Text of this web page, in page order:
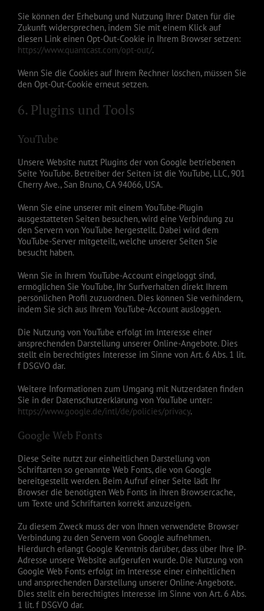
Sie können der Erhebung und Nutzung Ihrer Daten für die
Zukunft widersprechen, indem Sie mit einem Klick auf
diesen Link einen Opt-Out-Cookie in Ihrem Browser setzen:
https://www.quantcast.com/opt-out/.
Wenn Sie die Cookies auf Ihrem Rechner löschen, müssen Sie
den Opt-Out-Cookie erneut setzen.
6. Plugins und Tools
YouTube
Unsere Website nutzt Plugins der von Google betriebenen
Seite YouTube. Betreiber der Seiten ist die YouTube, LLC, 901
Cherry Ave., San Bruno, CA 94066, USA.
Wenn Sie eine unserer mit einem YouTube-Plugin
ausgestatteten Seiten besuchen, wird eine Verbindung zu
den Servern von YouTube hergestellt. Dabei wird dem
YouTube-Server mitgeteilt, welche unserer Seiten Sie
besucht haben.
Wenn Sie in Ihrem YouTube-Account eingeloggt sind,
ermöglichen Sie YouTube, Ihr Surfverhalten direkt Ihrem
persönlichen Profil zuzuordnen. Dies können Sie verhindern,
indem Sie sich aus Ihrem YouTube-Account ausloggen.
Die Nutzung von YouTube erfolgt im Interesse einer
ansprechenden Darstellung unserer Online-Angebote. Dies
stellt ein berechtigtes Interesse im Sinne von Art. 6 Abs. 1 lit.
f DSGVO dar.
Weitere Informationen zum Umgang mit Nutzerdaten finden
Sie in der Datenschutzerklärung von YouTube unter:
https://www.google.de/intl/de/policies/privacy.
Google Web Fonts
Diese Seite nutzt zur einheitlichen Darstellung von
Schriftarten so genannte Web Fonts, die von Google
bereitgestellt werden. Beim Aufruf einer Seite lädt Ihr
Browser die benötigten Web Fonts in ihren Browsercache,
um Texte und Schriftarten korrekt anzuzeigen.
Zu diesem Zweck muss der von Ihnen verwendete Browser
Verbindung zu den Servern von Google aufnehmen.
Hierdurch erlangt Google Kenntnis darüber, dass über Ihre IP-
Adresse unsere Website aufgerufen wurde. Die Nutzung von
Google Web Fonts erfolgt im Interesse einer einheitlichen
und ansprechenden Darstellung unserer Online-Angebote.
Dies stellt ein berechtigtes Interesse im Sinne von Art. 6 Abs.
1 lit. f DSGVO dar.